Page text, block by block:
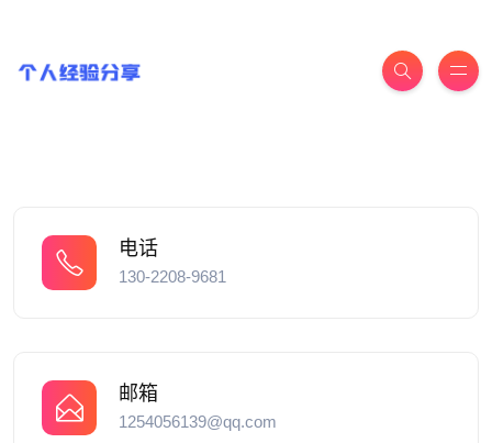
电话
130-2208-9681
邮箱
1254056139@qq.com